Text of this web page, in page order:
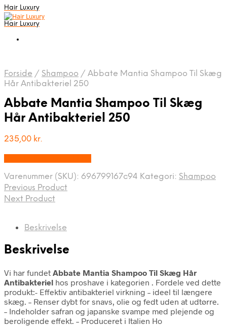
Hair Luxury
Hair Luxury
Forside / Shampoo / Abbate Mantia Shampoo Til Skæg
Hår Antibakteriel 250
Abbate Mantia Shampoo Til Skæg
Hår Antibakteriel 250
235,00 kr.
Varenummer (SKU): 696799167c94 Kategori: Shampoo
Previous Product
Next Product
Beskrivelse
Beskrivelse
Vi har fundet Abbate Mantia Shampoo Til Skæg Hår
Antibakteriel hos proshave i kategorien . Fordele ved dette
produkt:- Effektiv antibakteriel virkning – ideel til længere
skæg. – Renser dybt for snavs, olie og fedt uden at udtørre.
– Indeholder safran og japanske svampe med plejende og
beroligende effekt. – Produceret i Italien Ho